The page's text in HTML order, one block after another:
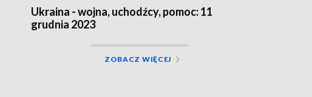
Ukraina - wojna, uchodźcy, pomoc: 11
grudnia 2023
ZOBACZ WIĘCEJ